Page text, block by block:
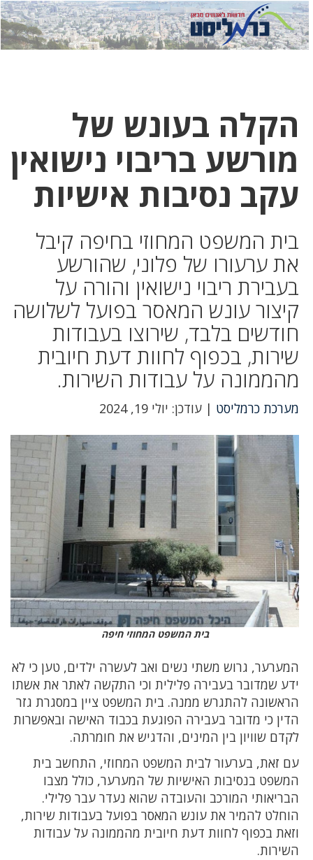
לחץ
כאן
לחץ
כדי
הקלה בעונש של
מורשע בריבוי נישואין
עקב נסיבות אישיות
בית המשפט המחוזי בחיפה קיבל
את ערעורו של פלוני, שהורשע
בעבירת ריבוי נישואין והורה על
קיצור עונש המאסר בפועל לשלושה
חודשים בלבד, שירוצו בעבודות
שירות, בכפוף לחוות דעת חיובית
מהממונה על עבודות השירות.
מערכת כרמליסט | עודכן: יולי 19, 2024
בית המשפט המחוזי חיפה
המערער, גרוש משתי נשים ואב לעשרה ילדים, טען כי לא
ידע שמדובר בעבירה פלילית וכי התקשה לאתר את אשתו
הראשונה להתגרש ממנה. בית המשפט ציין במסגרת גזר
הדין כי מדובר בעבירה הפוגעת בכבוד האישה ובאפשרות
לקדם שוויון בין המינים, והדגיש את חומרתה.
עם זאת, בערעור לבית המשפט המחוזי, התחשב בית
המשפט בנסיבות האישיות של המערער, כולל מצבו
הבריאותי המורכב והעובדה שהוא נעדר עבר פלילי.
הוחלט להמיר את עונש המאסר בפועל בעבודות שירות,
וזאת בכפוף לחוות דעת חיובית מהממונה על עבודות
השירות.